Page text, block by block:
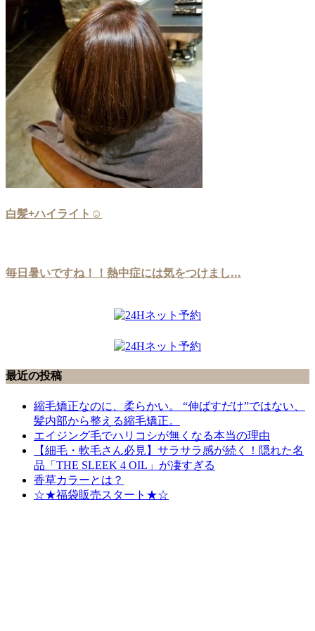
白髪+ハイライト☺
毎日暑いですね！！熱中症には気をつけまし...
最近の投稿
縮毛矯正なのに、柔らかい。 “伸ばすだけ”ではない、
髪内部から整える縮毛矯正。
エイジング毛でハリコシが無くなる本当の理由
【細毛・軟毛さん必見】サラサラ感が続く！隠れた名
品「THE SLEEK 4 OIL」が凄すぎる
香草カラーとは？
☆★福袋販売スタート★☆